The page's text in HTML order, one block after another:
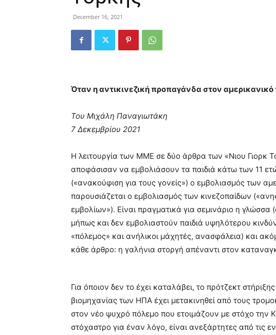
December 16, 2021
Όταν η αντικινεζική προπαγάνδα στον αμερικανικό
Του Μιχάλη Παναγιωτάκη
7 Δεκεμβρίου 2021
Η λειτουργία των ΜΜΕ σε δύο άρθρα των «Νιου Γιορκ
αποφάσισαν να εμβολιάσουν τα παιδιά κάτω των 11
(«ανακούφιση για τους γονείς») ο εμβολιασμός των
παρουσιάζεται ο εμβολιασμός των κινεζοπαίδων
εμβολίων»). Είναι πραγματικά για σεμινάριο η
μήπως και δεν εμβολιαστούν παιδιά υψηλότερου
«πόλεμος» και ανήλικοι μάχητές, ανασφάλεια) και
κάθε άρθρο: η γαλήνια στοργή απέναντι στον
Για όποιον δεν το έχει καταλάβει, το πρότζεκτ
βιομηχανίας των ΗΠΑ έχει μετακινηθεί από τους
στον νέο ψυχρό πόλεμο που ετοιμάζουν με στόχο την
στόχαστρο για έναν λόγο, είναι ανεξάρτητες από τις